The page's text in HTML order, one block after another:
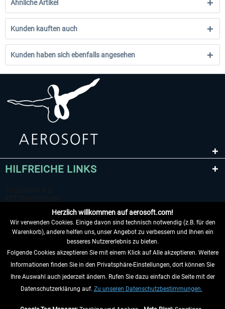
Ähnliche Artikel
Kunden kauften auch
Kunden haben sich ebenfalls angesehen
HILFREICHE LINKS
VERTRAG WIDERRUFEN
INFORMATIONEN
Herzlich willkommen auf aerosoft.com!
Wir verwenden Cookies. Einige davon sind technisch notwendig (z.B. für den
Warenkorb), andere helfen uns, unser Angebot zu verbessern und Ihnen ein
besseres Nutzererlebnis zu bieten.
Folgende Cookies akzeptieren Sie mit einem Klick auf Alle akzeptieren. Weitere
Informationen finden Sie in den Privatsphäre-Einstellungen, dort können Sie
Ihre Auswahl auch jederzeit ändern. Rufen Sie dazu einfach die Seite mit der
Datenschutzerklärung auf. Zu unseren Datenschutzbestimmungen.